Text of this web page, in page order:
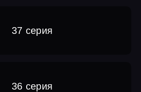
37 серия
36 серия